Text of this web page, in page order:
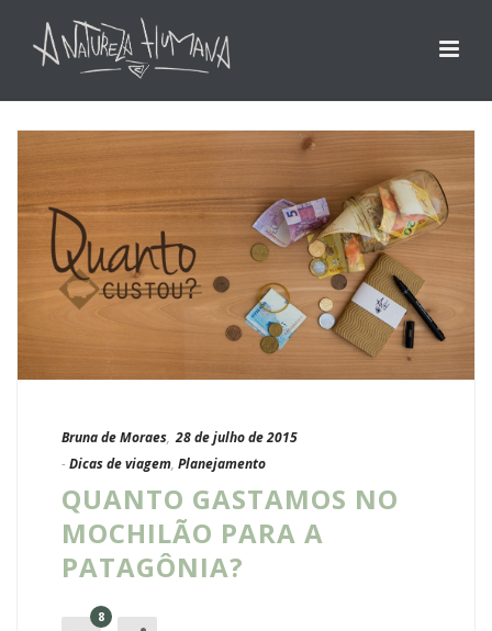
Bruna de Moraes, 28 de julho de 2015
- Dicas de viagem, Planejamento
QUANTO GASTAMOS NO
MOCHILÃO PARA A
PATAGÔNIA?
8